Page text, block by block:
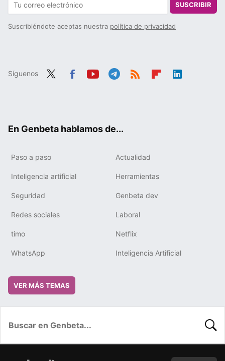
SUSCRIBIR
Suscribiéndote aceptas nuestra política de privacidad
Síguenos
En Genbeta hablamos de...
Paso a paso Actualidad
Inteligencia artificial Herramientas
Seguridad Genbeta dev
Redes sociales Laboral
timo Netflix
WhatsApp Inteligencia Artificial
VER MÁS TEMAS